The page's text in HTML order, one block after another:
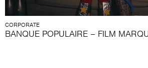
CORPORATE
BANQUE POPULAIRE – FILM